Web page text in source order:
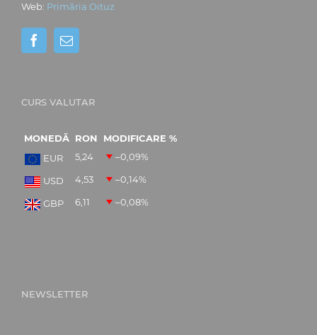
Web: Primăria Oituz
CURS VALUTAR
MONEDĂ RON
MODIFICARE %
EUR
5,24 –0,09%
USD 4,53 –0,14%
GBP 6,11 –0,08%
NEWSLETTER